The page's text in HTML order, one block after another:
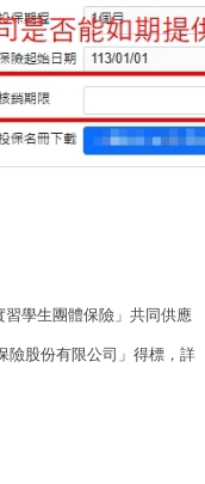
學生團體保險」共同供應
險股份有限公司」得標，詳